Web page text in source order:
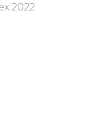
2022